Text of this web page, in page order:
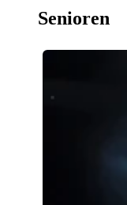
Senioren